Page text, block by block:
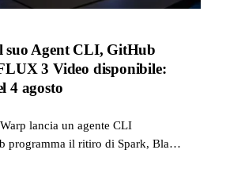
suo Agent CLI, GitHub
3 Video disponibile:
4 agosto
lancia un agente CLI
programma il ritiro di Spark, Black